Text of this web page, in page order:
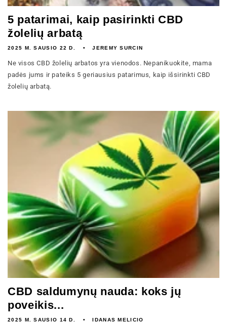
5 patarimai, kaip pasirinkti CBD
žolelių arbatą
2025 M. SAUSIO 22 D. JEREMY SURCIN
Ne visos CBD žolelių arbatos yra vienodos. Nepanikuokite, mama
padės jums ir pateiks 5 geriausius patarimus, kaip išsirinkti CBD
žolelių arbatą.
CBD saldumynų nauda: koks jų
poveikis...
2025 M. SAUSIO 14 D. IDANAS MELICIO